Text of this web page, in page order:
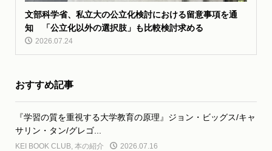
文部科学省、私立大の公立化検討における留意事項を通
知 「公立化以外の選択肢」も比較検討求める
2026.07.24
おすすめ記事
『学習の質を重視する大学教育の原理』ジョン・ビッグス/キャ
サリン・タン/グレゴ...
KEI BOOK CLUB, 本の紹介 2026.07.16